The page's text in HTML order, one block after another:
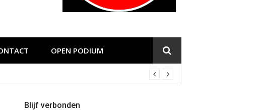
OPEN PODIUM
Blijf verbonden